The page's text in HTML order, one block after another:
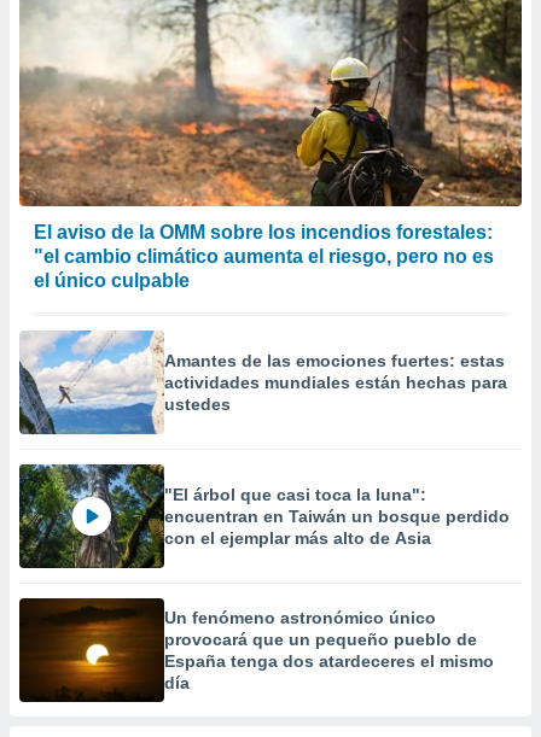
El aviso de la OMM sobre los incendios forestales:
"el cambio climático aumenta el riesgo, pero no es
el único culpable
Amantes de las emociones fuertes: estas
actividades mundiales están hechas para
ustedes
"El árbol que casi toca la luna":
encuentran en Taiwán un bosque perdido
con el ejemplar más alto de Asia
Un fenómeno astronómico único
provocará que un pequeño pueblo de
España tenga dos atardeceres el mismo
día